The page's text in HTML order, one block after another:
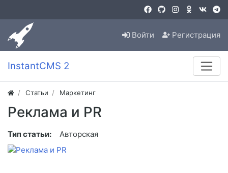
Войти Регистрация
InstantCMS 2
Статьи Маркетинг
Реклама и PR
Тип статьи: Авторская